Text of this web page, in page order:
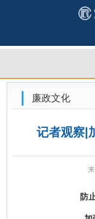
廉政文化
记者观察|
防